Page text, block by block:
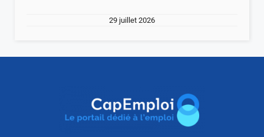
29 juillet 2026